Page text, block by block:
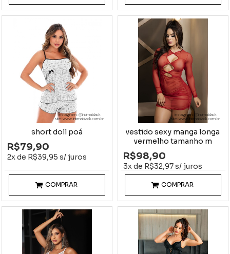
instagram: @intimablack
site: www.intimablack.com.br
short doll poá
R$79,90
2x de R$39,95 s/ juros
COMPRAR
instagram: @intimablack
site: www.intimablack.com.br
vestido sexy manga longa
vermelho tamanho m
R$98,90
3x de R$32,97 s/ juros
COMPRAR